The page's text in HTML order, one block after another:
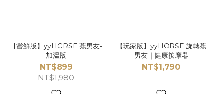
【嘗鮮版】yyHORSE 蕉男友-
加溫版
NT$899
NT$1,980
【玩家版】yyHORSE 旋轉蕉
男友｜健康按摩器
NT$1,790